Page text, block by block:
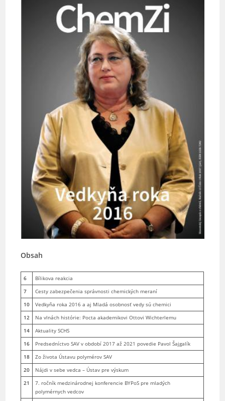
Obsah
6
Bílikova reakcia
7
Cesty zabezpečenia správnosti chemických meraní
10
Vedkyňa roka 2016 a aj Mladá osobnosť vedy sú chemici
12
Na vlnách histórie: Pocta akademikovi Ottovi Wichterlemu
14
Aktuality SCHS
16
Predsedníctvo SAV v období 2017 až 2021 povedie Pavol Šajgalík
18
Zo života Ústavu polymérov SAV
20
Nájdi v sebe vedca – Ústav pre výskum
21
7. ročník medzinárodnej konferencie BYPoS pre mladých
polymérnych vedcov